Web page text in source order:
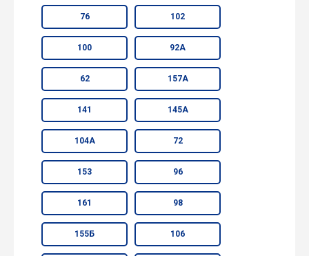
76 102
100 92А
62 157А
141 145А
104А 72
153 96
161 98
155Б 106